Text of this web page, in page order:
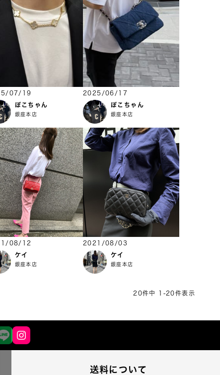
07/19
ぽこちゃん
銀座本店
2025/06/17
ぽこちゃん
銀座本店
08/12
ケイ
銀座本店
2021/08/03
ケイ
銀座本店
20件中 1 -20件表示
送料について